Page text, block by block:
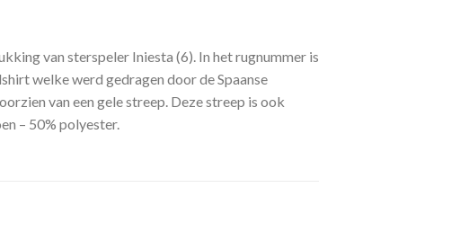
van sterspeler Iniesta (6). In het rugnummer is
welke werd gedragen door de Spaanse
van een gele streep. Deze streep is ook
– 50% polyester.